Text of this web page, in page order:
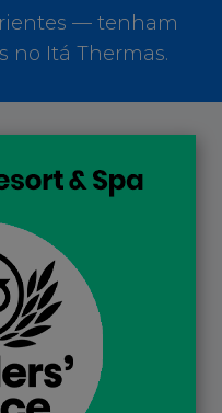
— tenham
no Itá Thermas.